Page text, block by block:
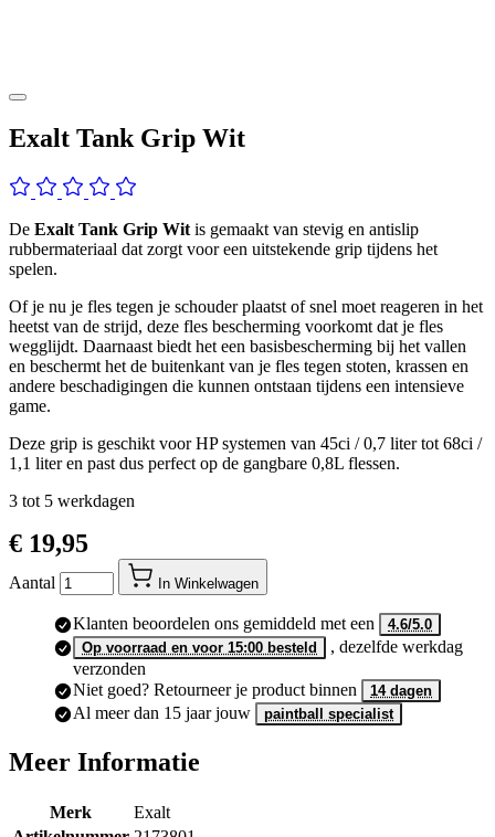
Exalt Tank Grip Wit
De Exalt Tank Grip Wit is gemaakt van stevig en antislip
rubbermateriaal dat zorgt voor een uitstekende grip tijdens het
spelen.
Of je nu je fles tegen je schouder plaatst of snel moet reageren in het
heetst van de strijd, deze fles bescherming voorkomt dat je fles
wegglijdt. Daarnaast biedt het een basisbescherming bij het vallen
en beschermt het de buitenkant van je fles tegen stoten, krassen en
andere beschadigingen die kunnen ontstaan tijdens een intensieve
game.
Deze grip is geschikt voor HP systemen van 45ci / 0,7 liter tot 68ci /
1,1 liter en past dus perfect op de gangbare 0,8L flessen.
3 tot 5 werkdagen
€ 19,95
Aantal In Winkelwagen
Klanten beoordelen ons gemiddeld met een
4.6/5.0
Op voorraad en voor 15:00 besteld
, dezelfde werkdag
verzonden
Niet goed? Retourneer je product binnen
14 dagen
Al meer dan 15 jaar jouw paintball specialist
Meer Informatie
Merk
Exalt